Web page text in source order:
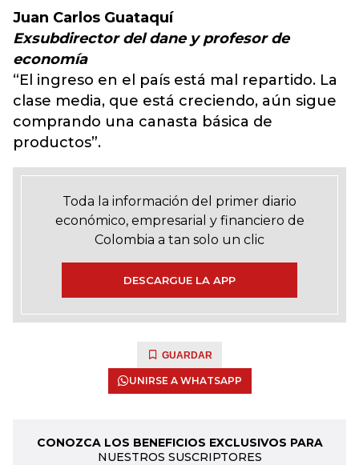
Juan Carlos Guataquí
Exsubdirector del dane y profesor de
economía
“El ingreso en el país está mal repartido. La
clase media, que está creciendo, aún sigue
comprando una canasta básica de
productos”.
Toda la información del primer diario
económico, empresarial y financiero de
Colombia a tan solo un clic
DESCARGUE LA APP
GUARDAR
UNIRSE A WHATSAPP
CONOZCA LOS BENEFICIOS EXCLUSIVOS PARA
NUESTROS SUSCRIPTORES